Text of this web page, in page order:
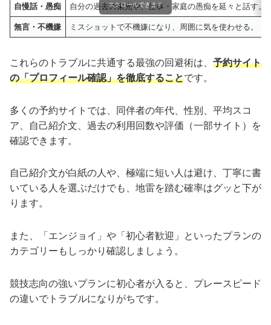
自慢話・愚痴 自分の過去の栄光や、仕事・家庭の愚痴を延々と話す。
無言・不機嫌 ミスショットで不機嫌になり、周囲に気を使わせる。
スクロールできます
これらのトラブルに共通する最強の回避術は、 予約サイト
の「プロフィール確認」を徹底することです。
多くの予約サイトでは、同伴者の年代、性別、平均スコ
ア、自己紹介文、過去の利用回数や評価（一部サイト）を
確認できます。
自己紹介文が白紙の人や、極端に短い人は避け、丁寧に書
いている人を選ぶだけでも、地雷を踏む確率はグッと下が
ります。
また、「エンジョイ」や「初心者歓迎」といったプランの
カテゴリーもしっかり確認しましょう。
競技志向の強いプランに初心者が入ると、プレースピード
の違いでトラブルになりがちです。